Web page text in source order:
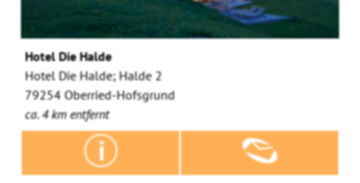
Hotel Die Halde
Hotel Die Halde; Halde 2
79254 Oberried-Hofsgrund
ca. 4 km entfernt